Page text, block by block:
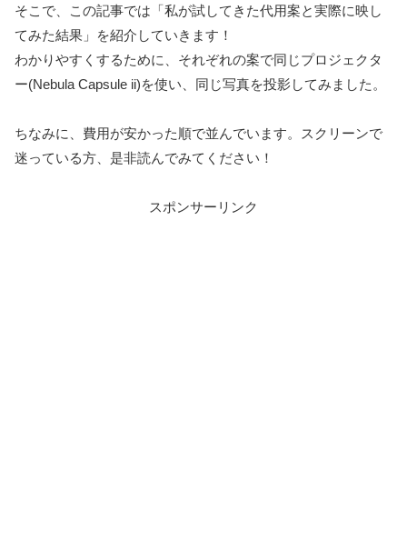
そこで、この記事では「私が試してきた代用案と実際に映し
てみた結果」を紹介していきます！
わかりやすくするために、それぞれの案で同じプロジェクタ
ー(Nebula Capsule ii)を使い、同じ写真を投影してみました。
ちなみに、費用が安かった順で並んでいます。スクリーンで
迷っている方、是非読んでみてください！
スポンサーリンク